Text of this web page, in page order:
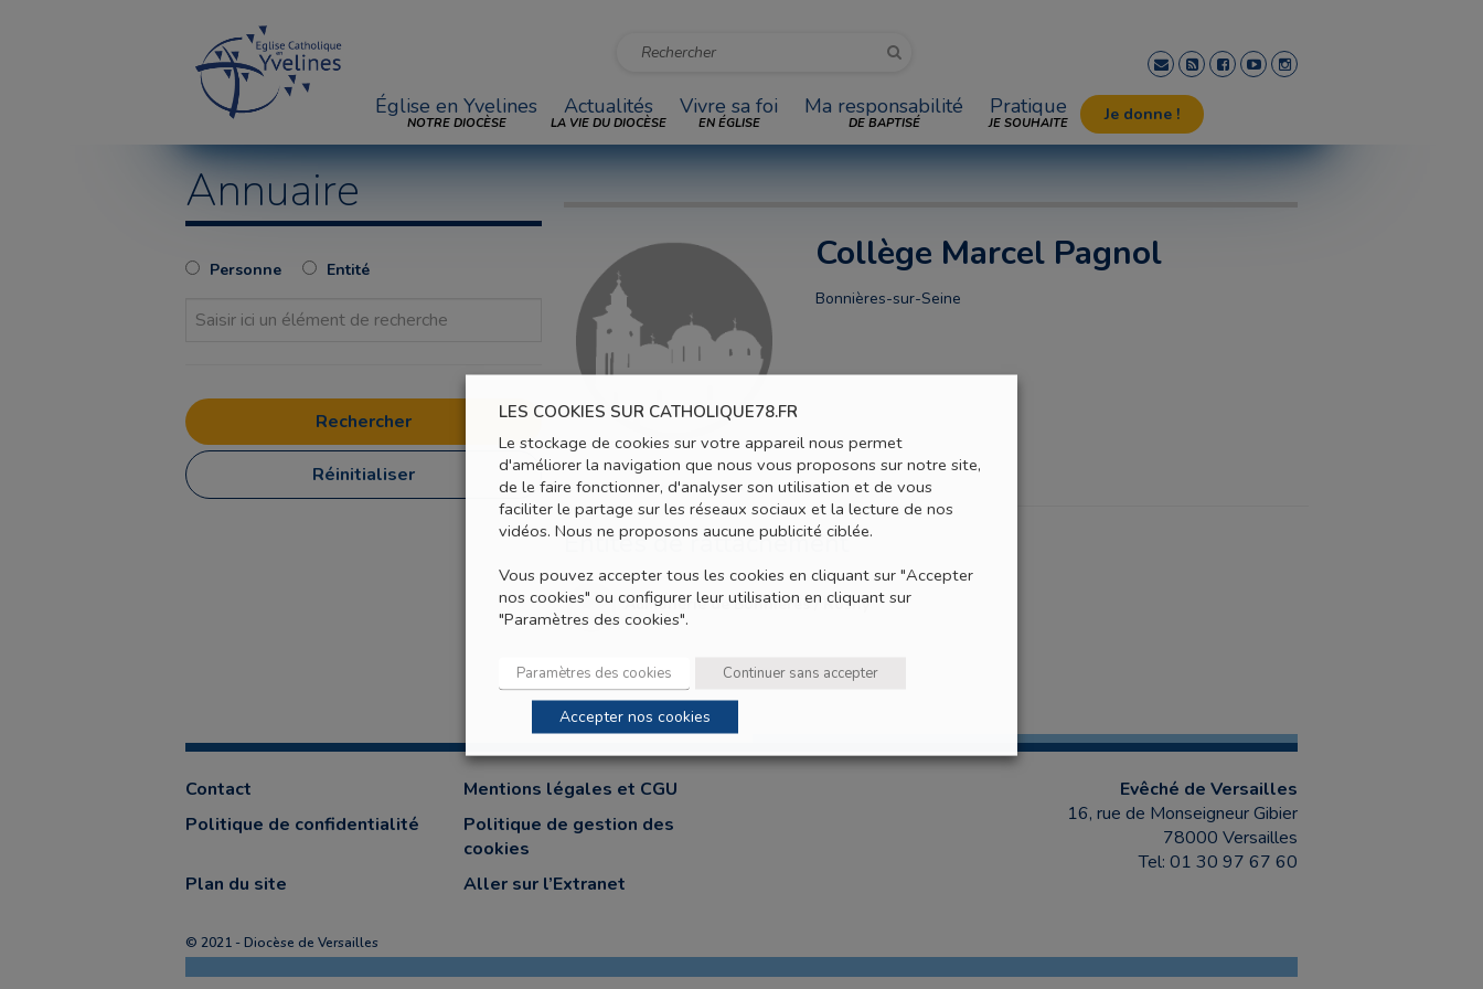
Église en Yvelines
NOTRE DIOCÈSE
Actualités
LA VIE DU DIOCÈSE
Vivre sa foi
EN ÉGLISE
Ma responsabilité
DE BAPTISÉ
Pratique
JE SOUHAITE Je donne !
Annuaire
Personne Entité
Réinitialiser
Collège Marcel Pagnol
Bonnières-sur-Seine
Entités de rattachement
Aumônerie de Bonnières / Rosny
Contact
Mentions légales et CGU
Politique de confidentialité
Politique de gestion des
cookies
Plan du site
Aller sur l’Extranet
Evêché de Versailles
16, rue de Monseigneur Gibier
78000 Versailles
Tel: 01 30 97 67 60
© 2021 - Diocèse de Versailles
LES COOKIES SUR CATHOLIQUE78.FR
Le stockage de cookies sur votre appareil nous permet
d'améliorer la navigation que nous vous proposons sur notre site,
de le faire fonctionner, d'analyser son utilisation et de vous
faciliter le partage sur les réseaux sociaux et la lecture de nos
vidéos. Nous ne proposons aucune publicité ciblée.
Vous pouvez accepter tous les cookies en cliquant sur "Accepter
nos cookies" ou configurer leur utilisation en cliquant sur
"Paramètres des cookies".
Paramètres des cookies Continuer sans accepter
Accepter nos cookies